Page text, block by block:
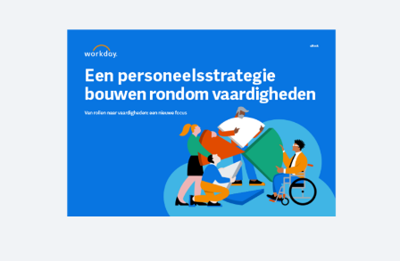
Workday in Action: Reskilling and Rebuilding
Skills-Based Talent Optimization